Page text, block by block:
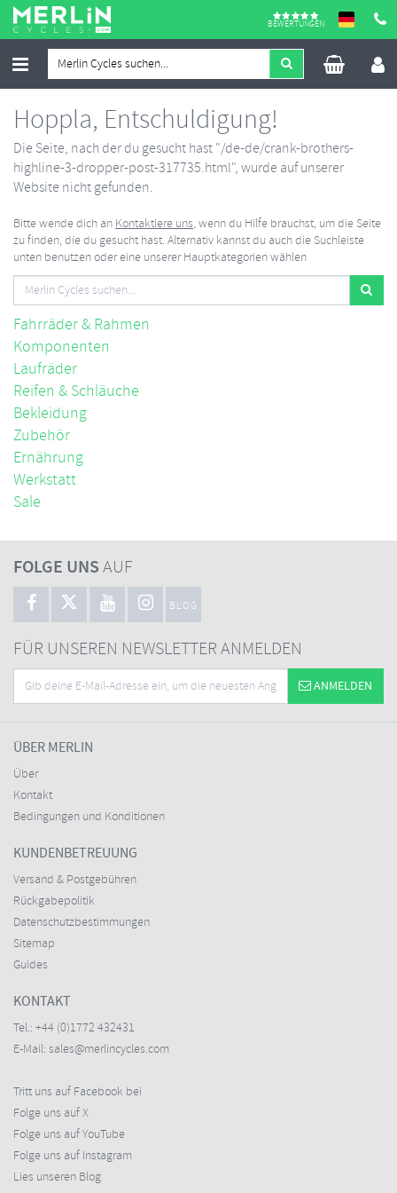
BEWERTUNGEN
Hoppla, Entschuldigung!
Die Seite, nach der du gesucht hast "/de-de/crank-brothers-
highline-3-dropper-post-317735.html", wurde auf unserer
Website nicht gefunden.
Bitte wende dich anKontaktiere uns, wenn du Hilfe brauchst, um die Seite
zu finden, die du gesucht hast. Alternativ kannst du auch die Suchleiste
unten benutzen oder eine unserer Hauptkategorien wählen
Fahrräder & Rahmen
Komponenten
Laufräder
Reifen & Schläuche
Bekleidung
Zubehör
Ernährung
Werkstatt
Sale
FOLGE UNSAUF
BLOG
FÜR UNSEREN NEWSLETTER ANMELDEN
ANMELDEN
ÜBER MERLIN
Über
Kontakt
Bedingungen und Konditionen
KUNDENBETREUUNG
Versand & Postgebühren
Rückgabepolitik
Datenschutzbestimmungen
Sitemap
Guides
KONTAKT
Tel.: +44 (0)1772 432431
E-Mail: sales@merlincycles.com
Tritt uns auf Facebook bei
Folge uns auf X
Folge uns auf YouTube
Folge uns auf Instagram
Lies unseren Blog